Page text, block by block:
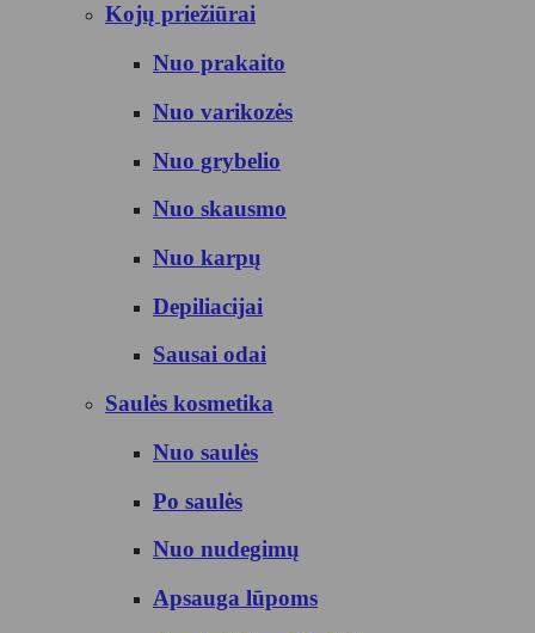
Kojų priežiūrai
Nuo prakaito
Nuo varikozės
Nuo grybelio
Nuo skausmo
Nuo karpų
Depiliacijai
Sausai odai
Saulės kosmetika
Nuo saulės
Po saulės
Nuo nudegimų
Apsauga lūpoms